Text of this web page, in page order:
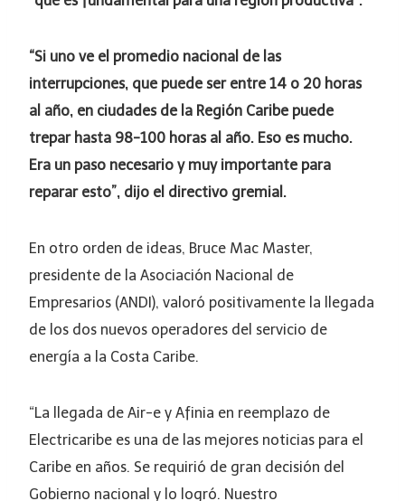
“Si uno ve el promedio nacional de las
interrupciones, que puede ser entre 14 o 20 horas
al año, en ciudades de la Región Caribe puede
trepar hasta 98-100 horas al año. Eso es mucho.
Era un paso necesario y muy importante para
reparar esto”, dijo el directivo gremial.
En otro orden de ideas, Bruce Mac Master,
presidente de la Asociación Nacional de
Empresarios (ANDI), valoró positivamente la llegada
de los dos nuevos operadores del servicio de
energía a la Costa Caribe.
“La llegada de Air-e y Afinia en reemplazo de
Electricaribe es una de las mejores noticias para el
Caribe en años. Se requirió de gran decisión del
Gobierno nacional y lo logró. Nuestro